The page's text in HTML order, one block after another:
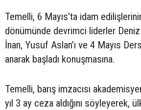
Temelli, 6 Mayıs’ta idam
dönümünde devrimci liderler
İnan, Yusuf Aslan’ı ve 4 Mayıs
anarak başladı konuşmasına.
Temelli, barış imzacısı
yıl 3 ay ceza aldığını söyleyerek,